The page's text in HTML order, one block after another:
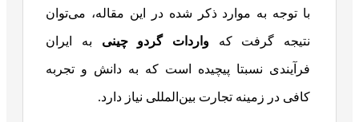
با توجه به موارد ذکر شده در این مقاله، می‌توان
نتیجه گرفت که واردات گردو چینی به ایران
فرآیندی نسبتا پیچیده است که به دانش و تجربه
کافی در زمینه تجارت بین‌المللی نیاز دارد.